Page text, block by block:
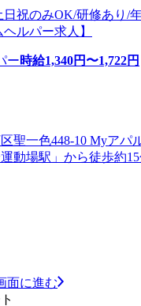
祝のみOK/研修あり/
ルパー求人】
ー時給1,340円〜1,722円
聖一色448-10 Myアパ
動場駅」から徒歩約15
面に進む